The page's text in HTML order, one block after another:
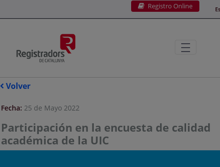
Registro Online
Volver
Fecha: 25 de Mayo 2022
Participación en la encuesta de calidad
académica de la UIC